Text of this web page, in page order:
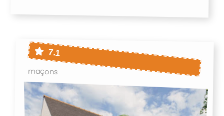
7.1
maçons